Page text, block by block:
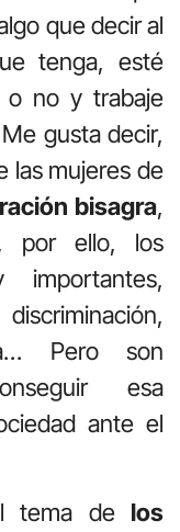
que decir al
tenga, esté
o no y trabaje
gusta decir,
las mujeres de
bisagra,
por ello, los
Pero son
esa
ante el
tema de los